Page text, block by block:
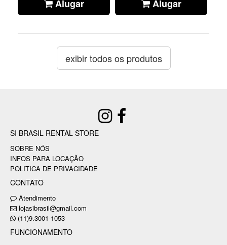
Alugar Alugar
exibir todos os produtos
SI BRASIL RENTAL STORE
SOBRE NÓS
INFOS PARA LOCAÇÃO
POLITICA DE PRIVACIDADE
CONTATO
Atendimento
lojasibrasil@gmail.com
(11)9.3001-1053
FUNCIONAMENTO